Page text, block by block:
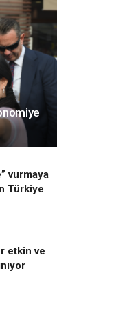
vurmaya
Türkiye
etkin ve